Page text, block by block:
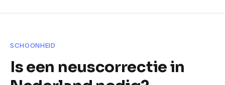
SCHOONHEID
Is een neuscorrectie in